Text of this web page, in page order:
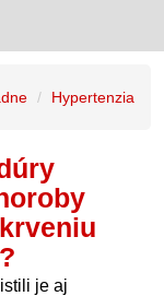
Hypertenzia
je aj